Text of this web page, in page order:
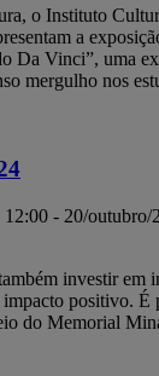
o Instituto
a
Da Vinci”, uma
mergulho nos
12:00 - 20/outubro/
investir em
impacto positivo. É
do Memorial